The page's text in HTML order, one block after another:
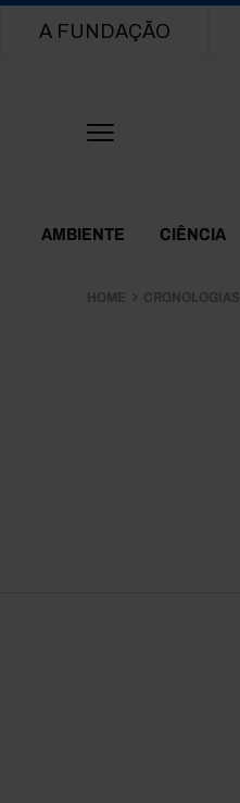
Main navigation
A FUNDAÇÃO
Themes Menu
AMBIENTE CIÊNCIA
HOME CRONOLOGIAS